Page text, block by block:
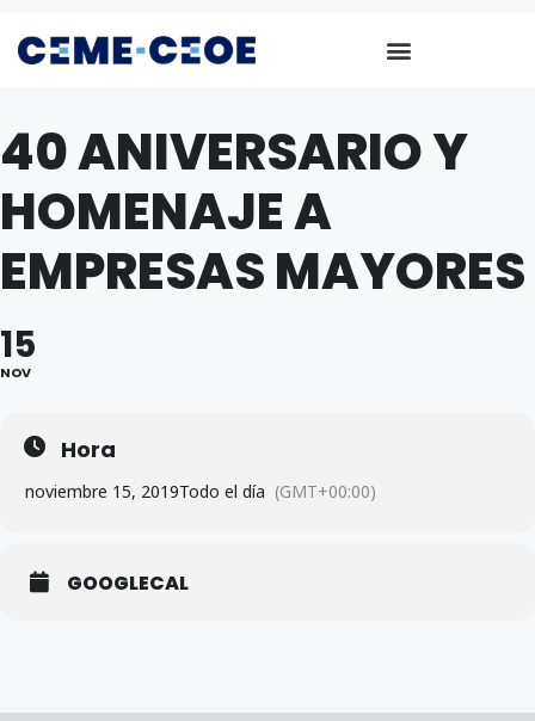
40 ANIVERSARIO Y
HOMENAJE A
EMPRESAS MAYORES
15
NOV
Hora
noviembre 15, 2019Todo el día (GMT+00:00)
GOOGLECAL